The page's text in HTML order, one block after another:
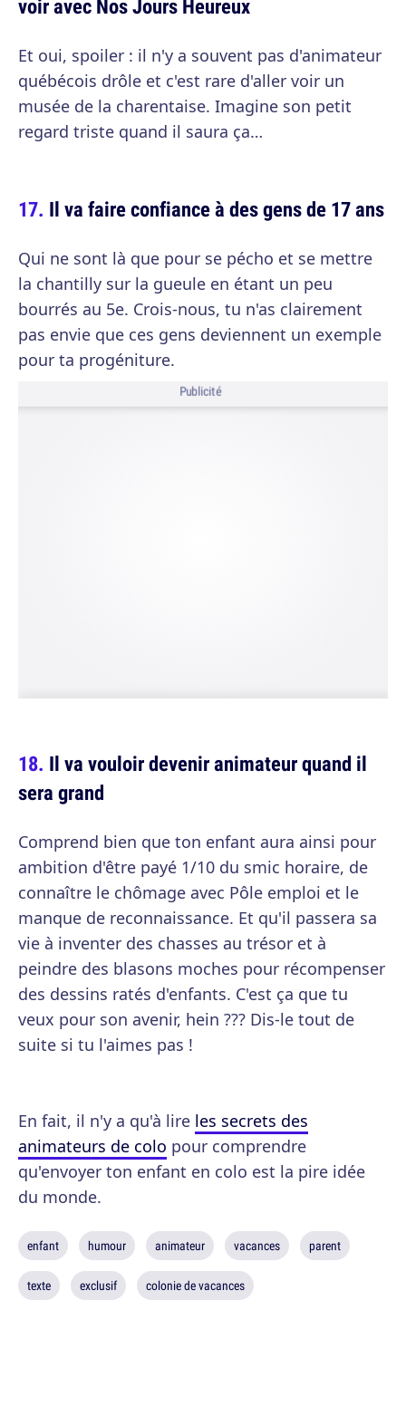
voir avec Nos Jours Heureux
Et oui, spoiler : il n'y a souvent pas d'animateur
québécois drôle et c'est rare d'aller voir un
musée de la charentaise. Imagine son petit
regard triste quand il saura ça…
Il va faire confiance à des gens de 17 ans
Qui ne sont là que pour se pécho et se mettre
la chantilly sur la gueule en étant un peu
bourrés au 5e. Crois-nous, tu n'as clairement
pas envie que ces gens deviennent un exemple
pour ta progéniture.
Publicité
Il va vouloir devenir animateur quand il
sera grand
Comprend bien que ton enfant aura ainsi pour
ambition d'être payé 1/10 du smic horaire, de
connaître le chômage avec Pôle emploi et le
manque de reconnaissance. Et qu'il passera sa
vie à inventer des chasses au trésor et à
peindre des blasons moches pour récompenser
des dessins ratés d'enfants. C'est ça que tu
veux pour son avenir, hein ??? Dis-le tout de
suite si tu l'aimes pas !
En fait, il n'y a qu'à lire les secrets des
animateurs de colo pour comprendre
qu'envoyer ton enfant en colo est la pire idée
du monde.
enfant humour animateur vacances parent
texte exclusif colonie de vacances